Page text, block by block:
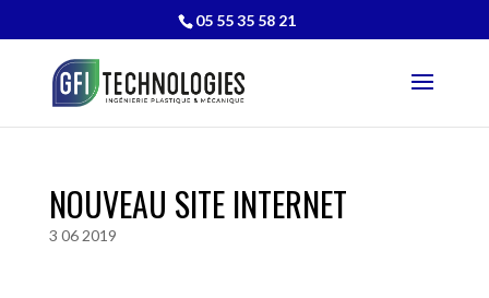
05 55 35 58 21
NOUVEAU SITE INTERNET
3 06 2019